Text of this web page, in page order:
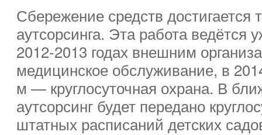
Сбережение средств достигается
аутсорсинга. Эта работа ведётся
2012-2013 годах внешним
медицинское обслуживание, в
м — круглосуточная охрана. В
аутсорсинг будет передано
штатных расписаний детских